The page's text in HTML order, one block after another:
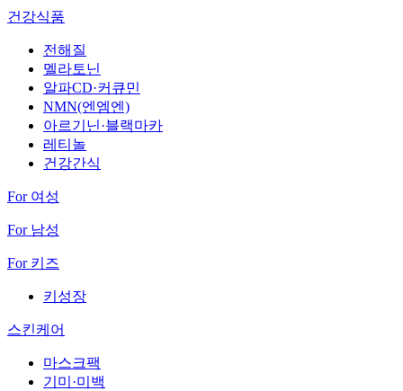
건강식품
전해질
멜라토닌
알파CD·커큐민
NMN(엔엠엔)
아르기닌·블랙마카
레티놀
건강간식
For 여성
For 남성
For 키즈
키성장
스킨케어
마스크팩
기미·미백